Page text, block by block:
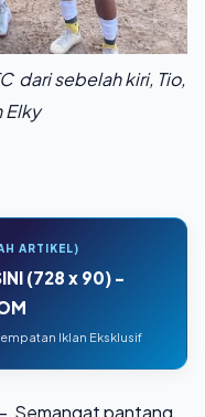
dari sebelah kiri, Tio,
Elky
ARTIKEL)
(728 x 90) -
Iklan Eksklusif
- Semangat pantang